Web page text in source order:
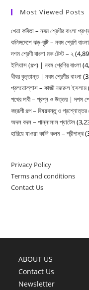
Most Viewed Posts
খেয়া কবিতা – নবম শ্রেণীর বাংলা
কলিঙ্গদেশে ঝড়-বৃষ্টি – নবম শ্রেণি
দশম শ্রেণী বাংলা মক টেস্ট – ২
ইলিয়াস (গল্প) | নবম শ্রেণির বাংলা
ধীবর বৃত্তান্ত | নবম শ্রেণীর বাংলা
প্রলয়োল্লাস – কাজী নজরুল ইসলাম
পথের দাবী – প্রশ্ন ও উত্তর | দশম
বহুরূপী গল্প – বিষয়বস্তু ও প্রশ্নোত্তর
অদল বদল – পান্নালাল প্যাটেল
হারিয়ে যাওয়া কালি কলম – শ্রীপান্থ
Privacy Policy
Terms and conditions
Contact Us
ABOUT US
Contact Us
Newsletter